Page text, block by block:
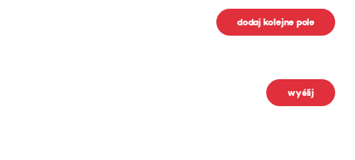
dodaj kolejne pole
wyślij